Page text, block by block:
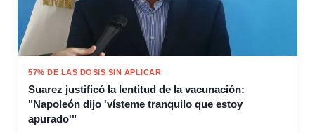
57% DE LAS DOSIS SIN APLICAR
Suarez justificó la lentitud de la vacunación:
"Napoleón dijo 'vísteme tranquilo que estoy
apurado'"